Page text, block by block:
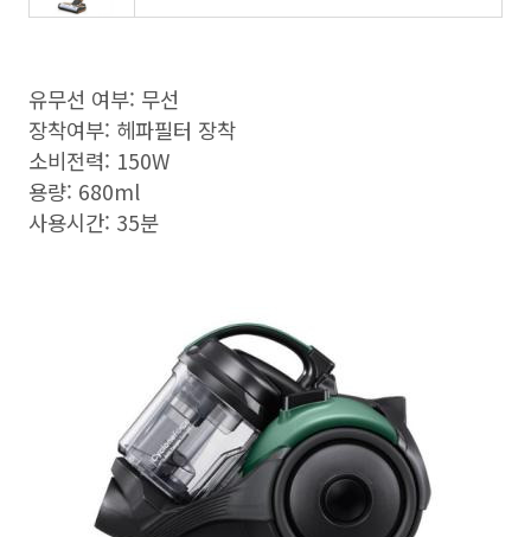
유무선 여부: 무선
장착여부: 헤파필터 장착
소비전력: 150W
용량: 680ml
사용시간: 35분